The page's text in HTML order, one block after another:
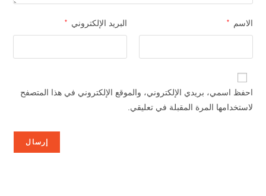
الاسم * البريد الإلكتروني *
احفظ اسمي، بريدي الإلكتروني، والموقع الإلكتروني في هذا المتصفح
لاستخدامها المرة المقبلة في تعليقي.